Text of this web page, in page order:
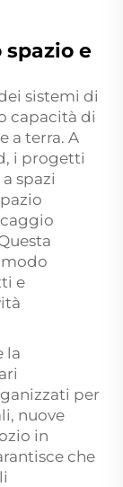
e
sistemi di
capacità di
a terra. A
i progetti
spazi
e
la
per
nuove
in
che